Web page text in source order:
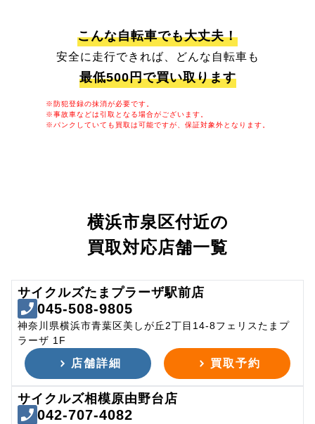
こんな自転車でも大丈夫！
安全に走行できれば、どんな自転車も
最低500円で買い取ります
※防犯登録の抹消が必要です。
※事故車などは引取となる場合がございます。
※パンクしていても買取は可能ですが、保証対象外となります。
横浜市泉区付近の
買取対応店舗一覧
サイクルズたまプラーザ駅前店
045-508-9805
神奈川県横浜市青葉区美しが丘2丁目14-8フェリスたまプ
ラーザ 1F
店舗詳細 買取予約
サイクルズ相模原由野台店
042-707-4082